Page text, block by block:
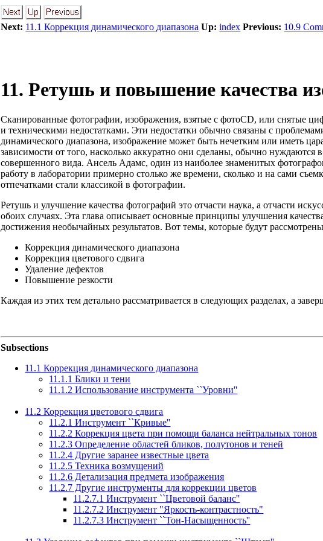
Next: 11.1 Коррекция динамического диапазона Up: index Previous: 10.9
11. Ретушь и повышение качества
Сканированные фотографии, изображения, взятые с фотоCD, или снятые
и техническими недостатками. Эти недостатки обычно связаны с
динамического диапазона, изображение может быть нечетким или иметь
зависимости от того, насколько аккуратно они сделаны, обычно нуждаются
совершенного вида. Ансель Адамс, один из наиболее знаменитых
работу в лаборатории примерно столько же времени, сколько и на сами
отпечатками стали классикой в фотографии.
Ретушь и улучшение качества фотографий это отчасти наука, а отчасти
обоих случаях. Эта глава описывает основные принципы улучшения
достижения необычайных результатов. Вот темы, которые будут
Коррекция динамического диапазона
Коррекция цветового сдвига
Удаление дефектов
Повышение резкости
Каждая из этих тем детально рассматривается в следующих разделах, а
Subsections
11.1 Коррекция динамического диапазона
11.1.1 Блики и тени
11.1.2 Использование инструмента ``Уровни''
11.2 Коррекция цветового сдвига
11.2.1 Инструмент ``Кривые''
11.2.2 Коррекция цвета при помощи баланса нейтральных тонов
11.2.3 Определение областей бликов, полутонов и теней
11.2.4 Другие заранее известные цвета
11.2.5 Техника возмущений
11.2.6 Детализация предмета изображения
11.2.7 Другие инструменты для коррекции цветов
11.2.7.1 Инструмент ``Цветовой баланс''
11.2.7.2 Инструмент "Яркость-контрастность"
11.2.7.3 Инструмент ``Тон-Насыщенность''